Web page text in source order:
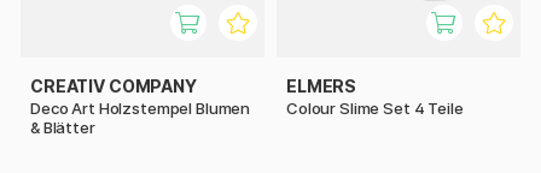
CREATIV COMPANY
Deco Art Holzstempel Blumen
& Blätter
ELMERS
Colour Slime Set 4 Teile